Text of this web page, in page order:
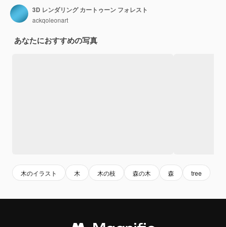
3D レンダリング カートゥーン フォレスト
ackqoleonart
あなたにおすすめの写真
木のイラスト 木 木の枝 森の木 森 tree